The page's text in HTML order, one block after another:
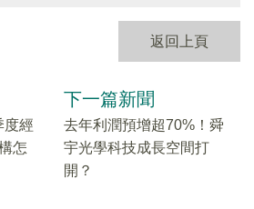
返回上頁
度經
怎
下一篇新聞
去年利潤預增超70%！舜
宇光學科技成長空間打
開？